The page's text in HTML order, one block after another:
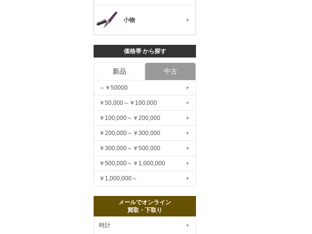
小物
価格帯 から探す
新品 中古
～￥50000
￥50,000～￥100,000
￥100,000～￥200,000
￥200,000～￥300,000
￥300,000～￥500,000
￥500,000～￥1,000,000
￥1,000,000～
メールでオンライン
買取・下取り
時計